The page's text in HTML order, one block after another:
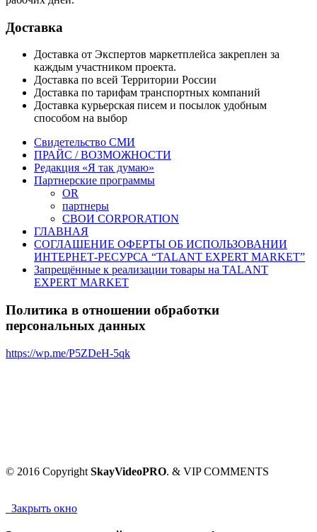
Доставка
Доставка от Экспертов маркетплейса закреплен за
каждым участником проекта.
Доставка по всей Территории России
Доставка по тарифам транспортных компаний
Доставка курьерская писем и посылок удобным
способом на выбор
Свидетельство СМИ
ПРАЙС / ВОЗМОЖНОСТИ
Редакция «Я так думаю»
Партнерские программы
OR
партнеры
СВОИ CORPORATION
ГЛАВНАЯ
СОГЛАШЕНИЕ ОФЕРТЫ ОБ ИСПОЛЬЗОВАНИИ
ИНТЕРНЕТ-РЕСУРСА “TALANT EXPERT MARKET”
Запрещённые к реализации товары на TALANT
EXPERT MARKET
Политика в отношении обработки
персональных данных
https://wp.me/P5ZDeH-5qk
© 2016 Copyright SkayVideoPRO. & VIP COMMENTS
Закрыть окно